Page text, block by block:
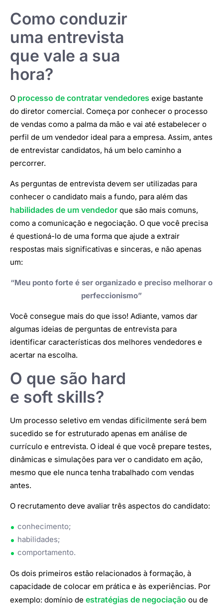
Como conduzir
uma entrevista
que vale a sua
hora?
O processo de contratar vendedores exige bastante
do diretor comercial. Começa por conhecer o processo
de vendas como a palma da mão e vai até estabelecer o
perfil de um vendedor ideal para a empresa. Assim, antes
de entrevistar candidatos, há um belo caminho a
percorrer.
As perguntas de entrevista devem ser utilizadas para
conhecer o candidato mais a fundo, para além das
habilidades de um vendedor que são mais comuns,
como a comunicação e negociação. O que você precisa
é questioná-lo de uma forma que ajude a extrair
respostas mais significativas e sinceras, e não apenas
um:
“Meu ponto forte é ser organizado e preciso melhorar o
perfeccionismo”
Você consegue mais do que isso! Adiante, vamos dar
algumas ideias de perguntas de entrevista para
identificar características dos melhores vendedores e
acertar na escolha.
O que são hard
e soft skills?
Um processo seletivo em vendas dificilmente será bem
sucedido se for estruturado apenas em análise de
currículo e entrevista. O ideal é que você prepare testes,
dinâmicas e simulações para ver o candidato em ação,
mesmo que ele nunca tenha trabalhado com vendas
antes.
O recrutamento deve avaliar três aspectos do candidato:
conhecimento;
habilidades;
comportamento.
Os dois primeiros estão relacionados à formação, à
capacidade de colocar em prática e às experiências. Por
exemplo: domínio de estratégias de negociação ou de